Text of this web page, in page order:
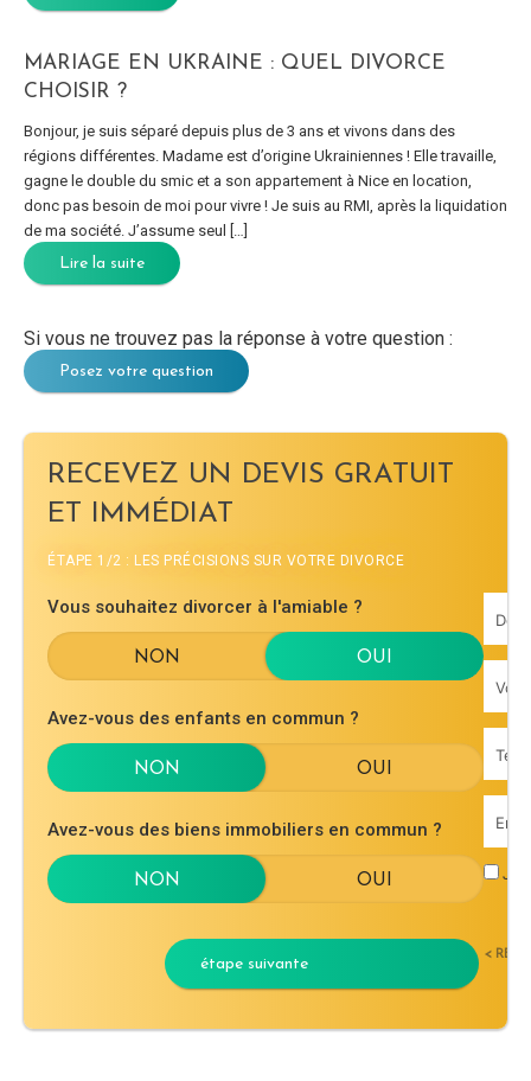
MARIAGE EN UKRAINE : QUEL DIVORCE
CHOISIR ?
Bonjour, je suis séparé depuis plus de 3 ans et vivons dans des
régions différentes. Madame est d’origine Ukrainiennes ! Elle travaille,
gagne le double du smic et a son appartement à Nice en location,
donc pas besoin de moi pour vivre ! Je suis au RMI, après la liquidation
de ma société. J’assume seul […]
Lire la suite
Si vous ne trouvez pas la réponse à votre question :
Posez votre question
RECEVEZ UN DEVIS GRATUIT
ET IMMÉDIAT
ÉTAPE 1/2 : LES PRÉCISIONS SUR VOTRE DIVORCE
Vous souhaitez divorcer à l'amiable ?
Avez-vous des enfants en commun ?
Avez-vous des biens immobiliers en commun ?
étape suivante <